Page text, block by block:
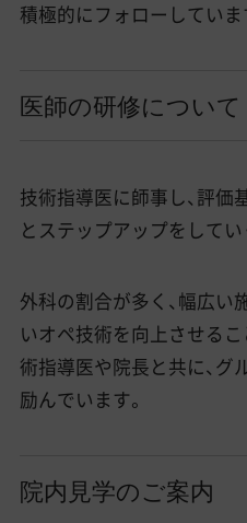
積極的にフォローしていま
医師の研修について
技術指導医に師事し、評価
とステップアップをしてい
外科の割合が多く、幅広い
いオペ技術を向上させる
術指導医や院長と共に、グ
励んでいます。
院内見学のご案内